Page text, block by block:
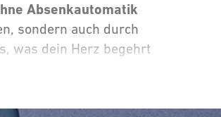
Absenkautomatik
sondern auch durch
was dein Herz begehrt